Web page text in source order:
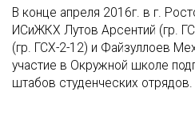
В конце апреля 2016г. в г.
ИСиЖКХ Лутов Арсентий (гр.
(гр. ГСХ-2-12) и Файзуллоев
участие в Окружной школе
штабов студенческих отрядов.